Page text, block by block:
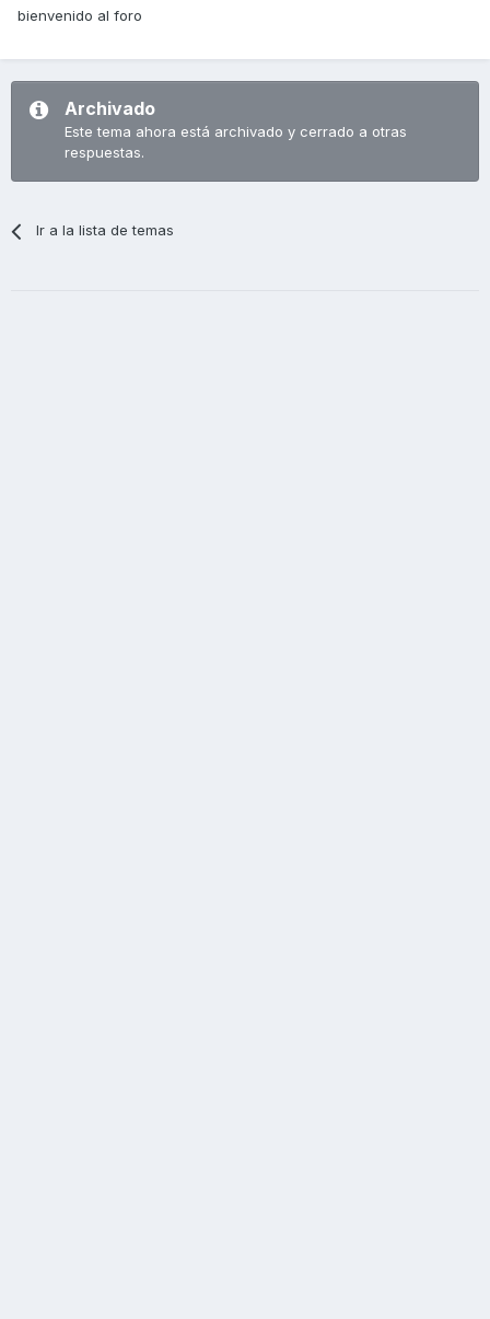
bienvenido al foro
Archivado
Este tema ahora está archivado y cerrado a otras
respuestas.
Ir a la lista de temas